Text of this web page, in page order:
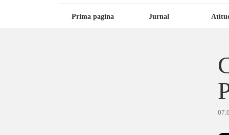
Prima pagina Jurnal